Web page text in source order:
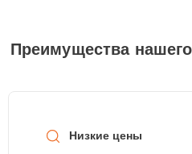
Преимущества
Низкие цены